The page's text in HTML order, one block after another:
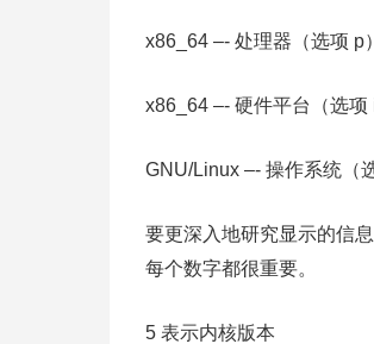
x86_64 –- 处理器（选项 p）
x86_64 –- 硬件平台（选项 i
GNU/Linux –- 操作系统（
要更深入地研究显示的信
每个数字都很重要。
5 表示内核版本